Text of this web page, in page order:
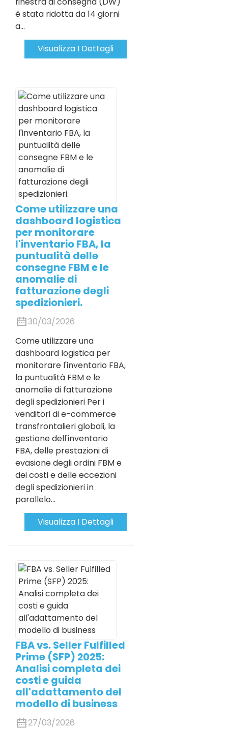
è stata ridotta da 14 giorni
a...
Visualizza I Dettagli
Come utilizzare una
dashboard logistica
per monitorare
l'inventario FBA, la
puntualità delle
consegne FBM e le
anomalie di
fatturazione degli
spedizionieri.
30/03/2026
Come utilizzare una
dashboard logistica per
monitorare l'inventario FBA,
la puntualità FBM e le
anomalie di fatturazione
degli spedizionieri Per i
venditori di e-commerce
transfrontalieri globali, la
gestione dell'inventario
FBA, delle prestazioni di
evasione degli ordini FBM e
dei costi e delle eccezioni
degli spedizionieri in
parallelo...
Visualizza I Dettagli
FBA vs. Seller Fulfilled
Prime (SFP) 2025:
Analisi completa dei
costi e guida
all'adattamento del
modello di business
27/03/2026